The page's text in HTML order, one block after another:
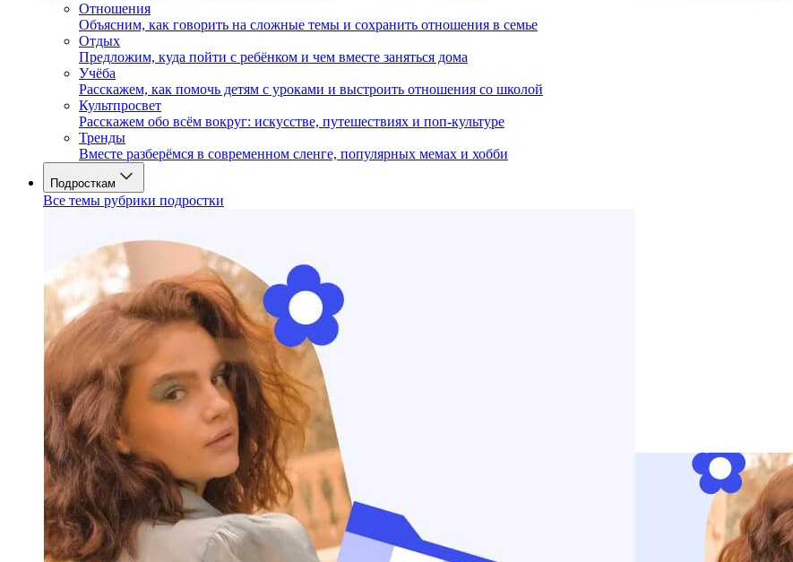
Отношения
Объясним, как говорить на сложные темы и сохранить отношения в семье
Отдых
Предложим, куда пойти с ребёнком и чем вместе заняться дома
Учёба
Расскажем, как помочь детям с уроками и выстроить отношения со школой
Культпросвет
Расскажем обо всём вокруг: искусстве, путешествиях и поп-культуре
Тренды
Вместе разберёмся в современном сленге, популярных мемах и хобби
Подросткам
Все темы рубрики подростки